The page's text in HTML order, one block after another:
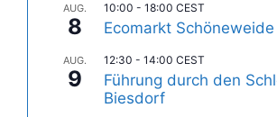
AUG.
8
10:00 - 18:00 CEST
Ecomarkt Schöneweide
AUG.
9
12:30 - 14:00 CEST
Führung durch den
Biesdorf